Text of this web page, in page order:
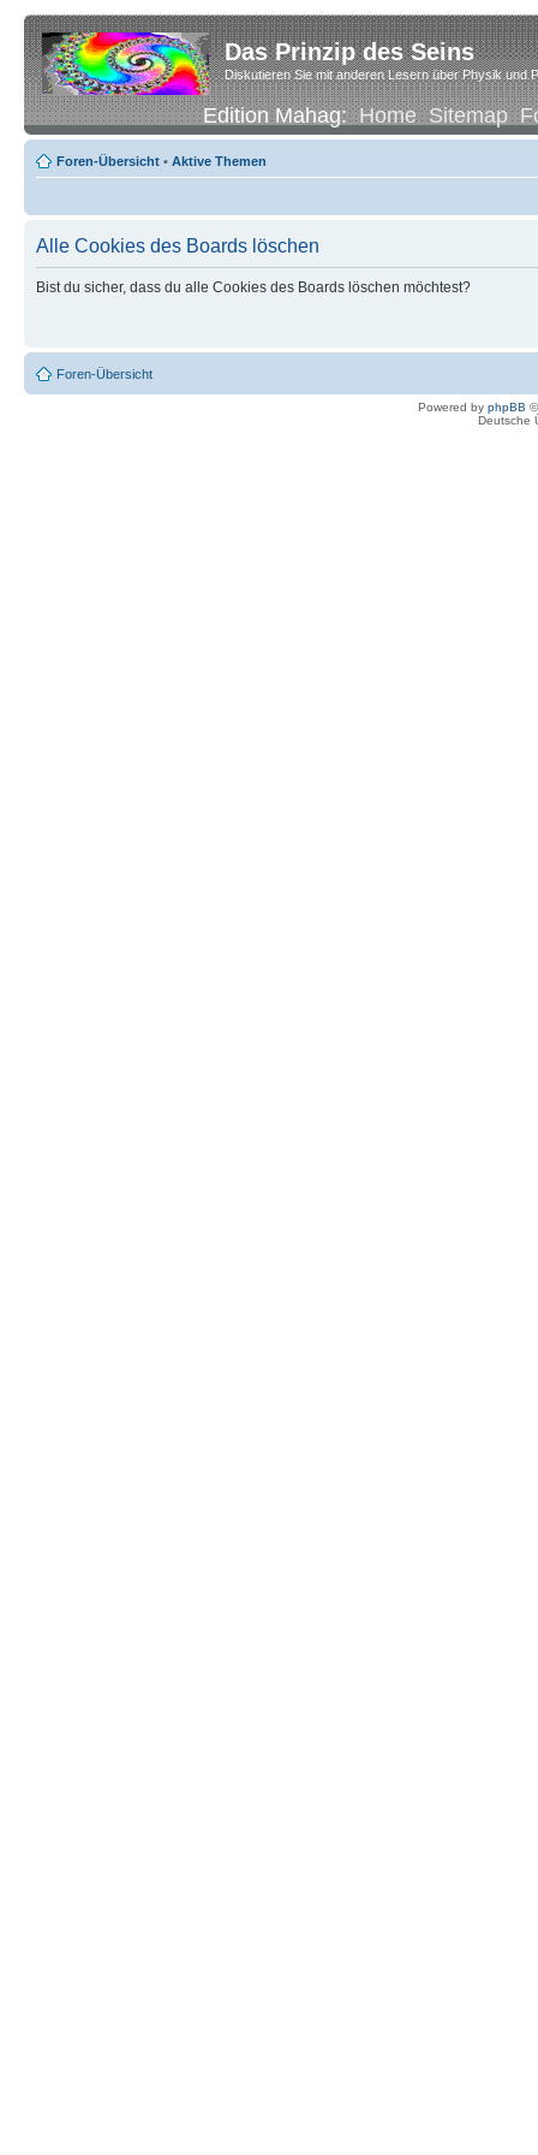
Das Prinzip des Seins
Diskutieren Sie mit anderen Lesern über Physik und
Edition Mahag:Home Sitemap
Foren-Übersicht • Aktive Themen
Alle Cookies des Boards löschen
Bist du sicher, dass du alle Cookies des Boards löschen möchtest?
Foren-Übersicht
Powered by phpBB
Deutsche